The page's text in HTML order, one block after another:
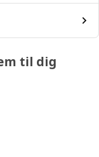
til dig